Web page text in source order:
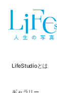
LifeStudioとは